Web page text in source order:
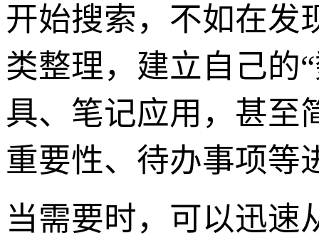
开始搜索，不如在发
类整理，建立自己的
具、笔记应用，甚至
重要性、待办事项等
当需要时，可以迅速